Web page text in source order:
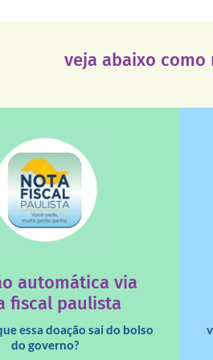
automática via
fiscal paulista
essa doação sai do bolso
que os créditos das notas
quando destinados à
sem fins lucrativos?
saiba mais